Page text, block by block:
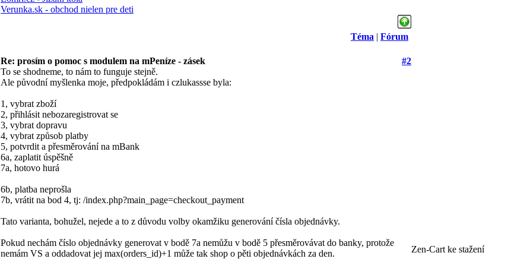
Verunka.sk - obchod nielen pre deti
Téma | Fórum
Re: prosím o pomoc s modulem na mPeníze - zásek
#2
To se shodneme, to nám to funguje stejně.
Ale původní myšlenka moje, předpokládám i czlukassse byla:
1, vybrat zboží
2, přihlásit nebozaregistrovat se
3, vybrat dopravu
4, vybrat způsob platby
5, potvrdit a přesměrování na mBank
6a, zaplatit úspěšně
7a, hotovo hurá
6b, platba neprošla
7b, vrátit na bod 4, tj: /index.php?main_page=checkout_payment
Tato varianta, bohužel, nejede a to z důvodu volby okamžiku generování čísla objednávky.
Pokud nechám číslo objednávky generovat v bodě 7a nemůžu v bodě 5 přesměrovávat do banky, protože
nemám VS a oddadovat jej max(orders_id)+1 může tak shop o pěti objednávkách za den.
Zen-Cart ke stažení